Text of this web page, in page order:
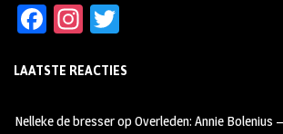
Fa
b
oo
In
ag tt
LAATSTE REACTIES
Nelleke de bresseropOverleden: Annie Bolenius